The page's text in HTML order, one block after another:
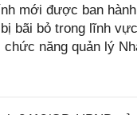
mới được ban
bãi bỏ trong lĩnh
chức năng quản lý